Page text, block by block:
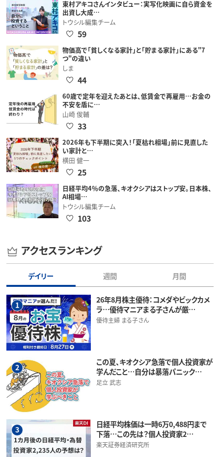
東村アキコさんインタビュー：実写化映画に自ら資金を
出資し大成…
トウシル編集チーム
59
物価高で「貧しくなる家計」と「貯まる家計」にある"7
つ"の違い
しま
44
60歳で定年を迎えたあとは、低賃金で再雇用…お金の
不安を盾に…
山崎 俊輔
33
2026年も下半期に突入！「夏枯れ相場」前に見直した
い家計と…
横田 健一
25
日経平均4％の急落、キオクシアはストップ安。日本株、
AI相場…
トウシル編集チーム
103
アクセスランキング
デイリー 週間 月間
1
26年8月株主優待：コメダやビックカメ
ラ…優待マニアまる子さんが厳…
優待主婦 まる子さん
2
この夏、キオクシア急落で個人投資家が
学んだこと…自分は暴落パニック…
足立 武志
3
日経平均株価は一時6万0,488円まで
下落…この先は？個人投資家2…
楽天証券経済研究所